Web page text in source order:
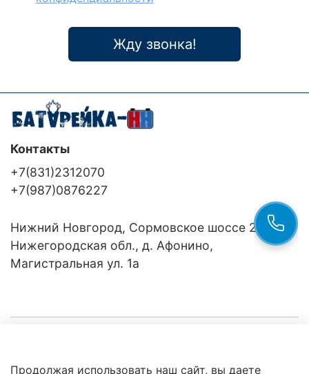
Жду звонка!
Контакты
+7(831)2312070
+7(987)0876227
Нижний Новгород, Сормовское шоссе 24/36
Нижегородская обл., д. Афонино,
Магистральная ул. 1а
Продолжая использовать наш сайт, вы даете